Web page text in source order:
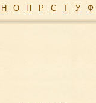
Н О П Р С Т У Ф